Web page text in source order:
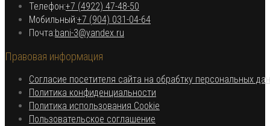
Телефон:+7 (4922) 47-48-50
Мобильный:+7 (904) 031-04-64Откроется
Почта:bani-3@yandex.ru
приложении
Правовая информация
Согласие посетителя сайта на обрабтку персональных
Политика конфиденциальности
в
Политика использования Cookie
Пользовательское соглашение